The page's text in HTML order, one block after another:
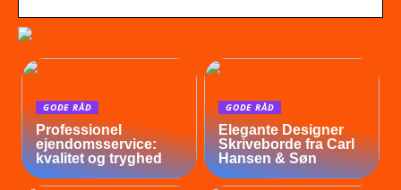
GODE RÅD
Professionel
ejendomsservice:
kvalitet og tryghed
GODE RÅD
Elegante Designer
Skriveborde fra Carl
Hansen & Søn